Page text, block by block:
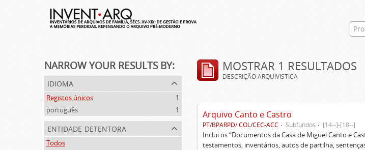
NARROW YOUR RESULTS BY:
idioma
Registos únicos
1
português
1
entidade detentora
Todos
MOSTRAR 1 RESULTADOS
DESCRIÇÃO ARQUIVÍSTICA
Arquivo Canto e Castro
PT/BPARPD/ COL/CEC-ACC Subfundos [14--]-[18--]
Inclui os “Documentos da Casa de Miguel Canto e
testamentos, inventários, autos de partilha,